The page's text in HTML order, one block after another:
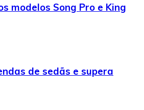
modelos Song Pro e King
de sedãs e supera